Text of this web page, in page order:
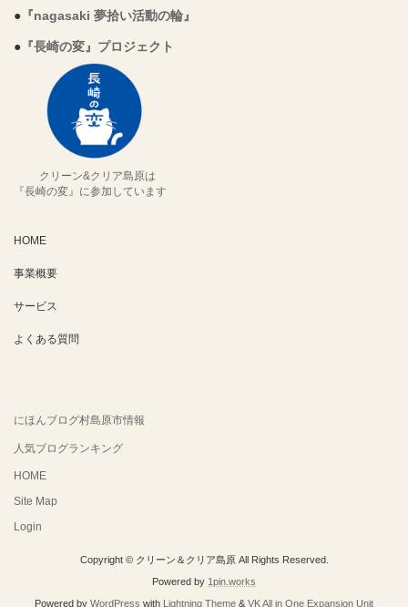
● 『nagasaki 夢拾い活動の輪』
● 『長崎の変』プロジェクト
クリーン&クリア島原は
『長崎の変』に参加しています
HOME
事業概要
サービス
よくある質問
にほんブログ村島原市情報
人気ブログランキング
HOME
Site Map
Login
Copyright © クリーン＆クリア島原 All Rights Reserved.
Powered by 1pin.works
Powered by WordPress with Lightning Theme & VK All in One Expansion Unit